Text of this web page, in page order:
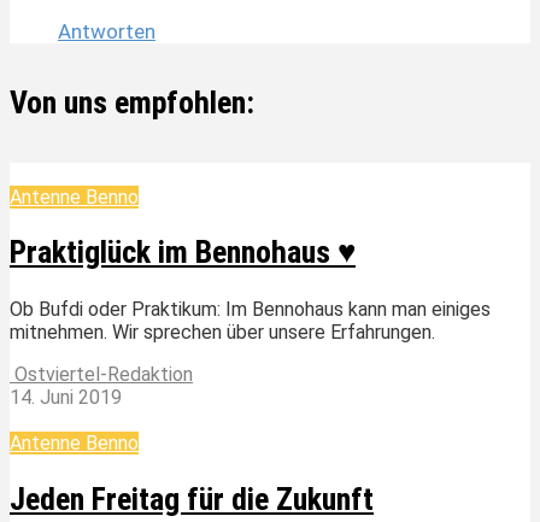
Antworten
Von uns empfohlen:
Antenne Benno
Praktiglück im Bennohaus ♥
Ob Bufdi oder Praktikum: Im Bennohaus kann man einiges
mitnehmen. Wir sprechen über unsere Erfahrungen.
Ostviertel-Redaktion
14. Juni 2019
Antenne Benno
Jeden Freitag für die Zukunft